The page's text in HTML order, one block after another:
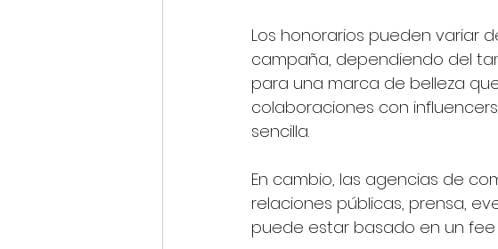
Los honorarios pueden variar
campaña, dependiendo del
para una marca de belleza
colaboraciones con
sencilla.
En cambio, las agencias de
relaciones públicas, prensa,
puede estar basado en un